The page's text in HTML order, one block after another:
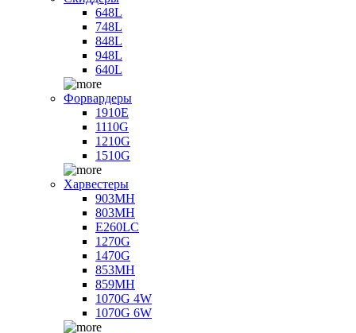
648L
748L
848L
948L
640L
Форвардеры
1910E
1110G
1210G
1510G
Харвестеры
903MH
803MH
E260LC
1270G
1470G
853MH
859MH
1070G 4W
1070G 6W